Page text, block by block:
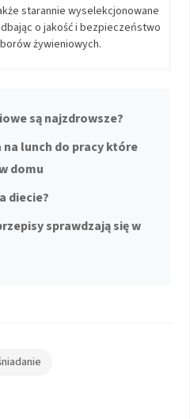
starannie wyselekcjonowane
o jakość i bezpieczeństwo
żywieniowych.
są najzdrowsze?
lunch do pracy które
domu
diecie?
sprawdzają się w